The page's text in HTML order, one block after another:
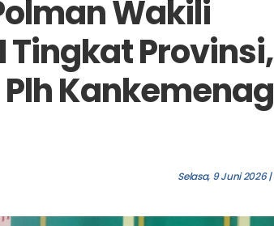
Wakili
Tingkat Provinsi,
Kankemenag